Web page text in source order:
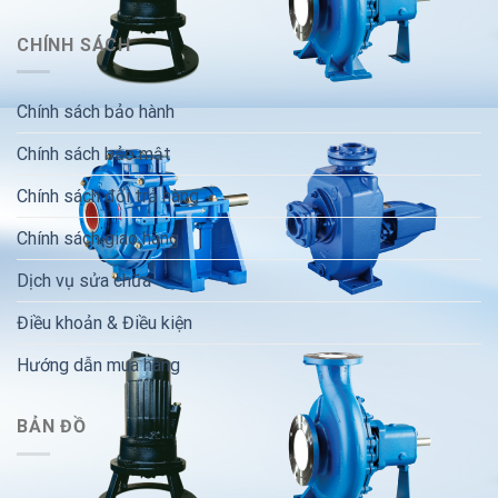
CHÍNH SÁCH
Chính sách bảo hành
Chính sách bảo mật
Chính sách đổi trả hàng
Chính sách giao hàng
Dịch vụ sửa chữa
Điều khoản & Điều kiện
Hướng dẫn mua hàng
BẢN ĐỒ